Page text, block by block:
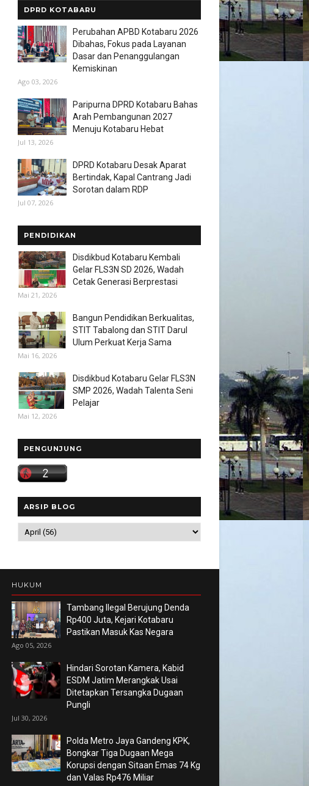
DPRD KOTABARU
Perubahan APBD Kotabaru 2026
Dibahas, Fokus pada Layanan
Dasar dan Penanggulangan
Kemiskinan
Ago 03, 2026
Paripurna DPRD Kotabaru Bahas
Arah Pembangunan 2027
Menuju Kotabaru Hebat
Jul 13, 2026
DPRD Kotabaru Desak Aparat
Bertindak, Kapal Cantrang Jadi
Sorotan dalam RDP
Jul 07, 2026
PENDIDIKAN
Disdikbud Kotabaru Kembali
Gelar FLS3N SD 2026, Wadah
Cetak Generasi Berprestasi
Mai 21, 2026
Bangun Pendidikan Berkualitas,
STIT Tabalong dan STIT Darul
Ulum Perkuat Kerja Sama
Mai 16, 2026
Disdikbud Kotabaru Gelar FLS3N
SMP 2026, Wadah Talenta Seni
Pelajar
Mai 12, 2026
PENGUNJUNG
ARSIP BLOG
HUKUM
Tambang Ilegal Berujung Denda
Rp400 Juta, Kejari Kotabaru
Pastikan Masuk Kas Negara
Ago 05, 2026
Hindari Sorotan Kamera, Kabid
ESDM Jatim Merangkak Usai
Ditetapkan Tersangka Dugaan
Pungli
Jul 30, 2026
Polda Metro Jaya Gandeng KPK,
Bongkar Tiga Dugaan Mega
Korupsi dengan Sitaan Emas 74 Kg
dan Valas Rp476 Miliar